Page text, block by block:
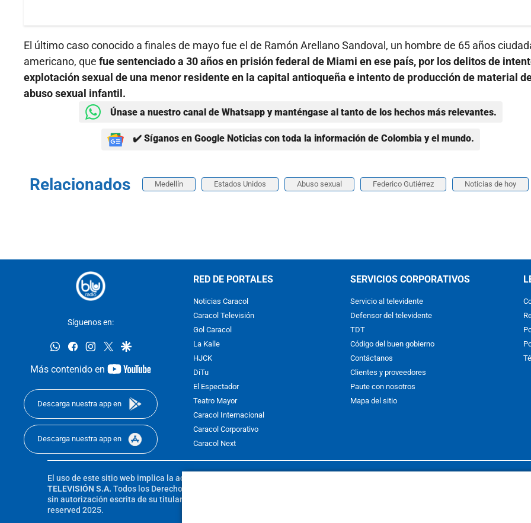
El último caso conocido a finales de mayo fue el de Ramón Arellano Sandoval, un hombre de 65 años
americano, que fue sentenciado a 30 años en prisión federal de Miami en ese país, por los delitos de
explotación sexual de una menor residente en la capital antioqueña e intento de producción de material
abuso sexual infantil.
Únase a nuestro canal de Whatsapp y manténgase al tanto de los hechos más relevantes.
✔️ Síganos en Google Noticias con toda la información de Colombia y el mundo.
Relacionados Medellín Estados Unidos Abuso sexual Federico Gutiérrez Noticias de hoy
Síguenos en:
whatsappfacebookinstagram
twittergoogle
Más contenido en
youtube-
Descarga nuestra app en
Descarga nuestra app en
RED DE PORTALES
Noticias Caracol
Caracol Televisión
Gol Caracol
La Kalle
HJCK
DiTu
El Espectador
Teatro Mayor
Caracol Internacional
Caracol Corporativo
Caracol Next
SERVICIOS CORPORATIVOS
Servicio al televidente
Defensor del televidente
TDT
Código del buen gobierno
Contáctanos
Clientes y proveedores
Paute con nosotros
Mapa del sitio
El uso de este sitio web implica la aceptación de los
TELEVISIÓN S.A. Todos los Derechos Reservados D.R.A. Prohibida su reproducción total o parcial, así como su traducción a
sin autorización escrita de su titular. Reproduction in whole or in part, or translation without written permission is prohibited. All
reserved 2025.